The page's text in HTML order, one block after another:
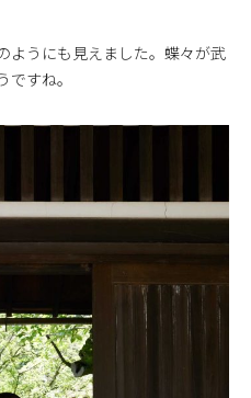
ようにも見えました。蝶々が武
すね。